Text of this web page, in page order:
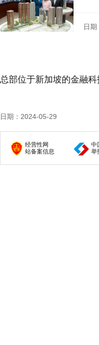
日
总部位于新加坡的金融
日期：2024-05-29
经营性网
站备案信息
中
举